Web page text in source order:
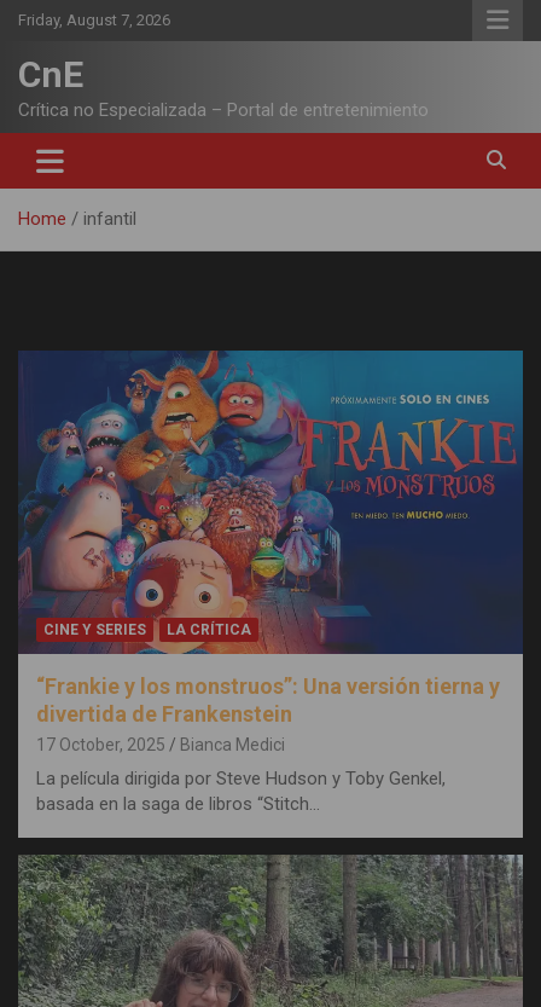
Skip
content
Friday, August 7, 2026
CnE
Crítica no Especializada – Portal de entretenimiento
Home infantil
CINE Y SERIES LA CRÍTICA
“Frankie y los monstruos”: Una versión tierna y
divertida de Frankenstein
17 October, 2025 Bianca Medici
La película dirigida por Steve Hudson y Toby Genkel,
basada en la saga de libros “Stitch…